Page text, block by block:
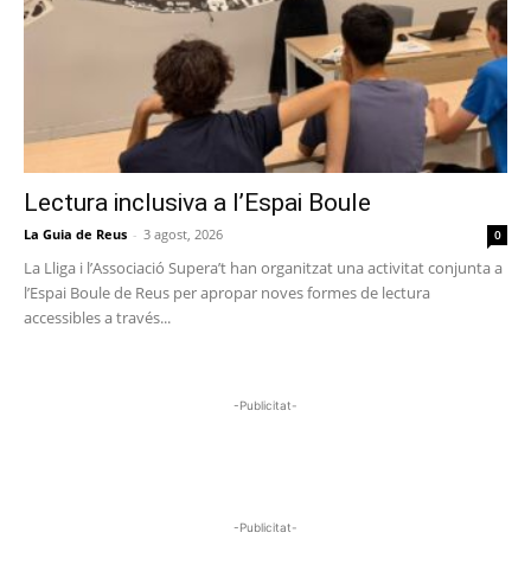
Lectura inclusiva a l’Espai Boule
La Guia de Reus - 3 agost, 2026 0
La Lliga i l’Associació Supera’t han organitzat una activitat conjunta a
l’Espai Boule de Reus per apropar noves formes de lectura
accessibles a través...
-Publicitat-
-Publicitat-